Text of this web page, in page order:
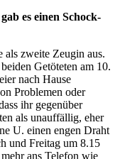
es einen Schock-
als zweite Zeugin aus.
Getöteten am 10.
nach Hause
Problemen oder
ihr gegenüber
als unauffällig, eher
U. einen engen Draht
und Freitag um 8.15
ans Telefon wie